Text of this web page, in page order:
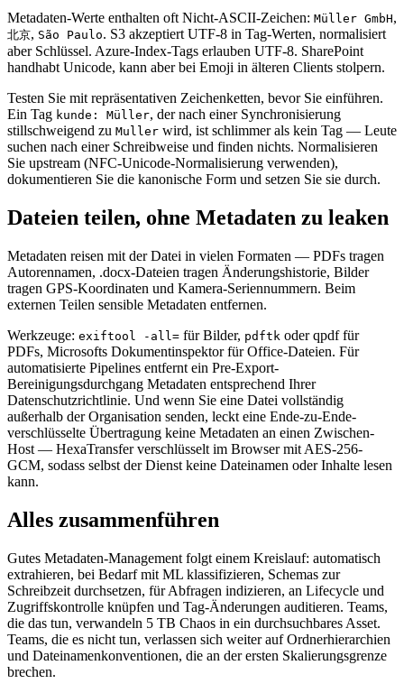
Metadaten-Werte enthalten oft Nicht-ASCII-Zeichen: Müller GmbH,
北京, São Paulo. S3 akzeptiert UTF-8 in Tag-Werten, normalisiert
aber Schlüssel. Azure-Index-Tags erlauben UTF-8. SharePoint
handhabt Unicode, kann aber bei Emoji in älteren Clients stolpern.
Testen Sie mit repräsentativen Zeichenketten, bevor Sie einführen.
Ein Tag kunde: Müller, der nach einer Synchronisierung
stillschweigend zu Muller wird, ist schlimmer als kein Tag — Leute
suchen nach einer Schreibweise und finden nichts. Normalisieren
Sie upstream (NFC-Unicode-Normalisierung verwenden),
dokumentieren Sie die kanonische Form und setzen Sie sie durch.
Dateien teilen, ohne Metadaten zu leaken
Metadaten reisen mit der Datei in vielen Formaten — PDFs tragen
Autorennamen, .docx-Dateien tragen Änderungshistorie, Bilder
tragen GPS-Koordinaten und Kamera-Seriennummern. Beim
externen Teilen sensible Metadaten entfernen.
Werkzeuge: exiftool -all= für Bilder, pdftk oder qpdf für
PDFs, Microsofts Dokumentinspektor für Office-Dateien. Für
automatisierte Pipelines entfernt ein Pre-Export-
Bereinigungsdurchgang Metadaten entsprechend Ihrer
Datenschutzrichtlinie. Und wenn Sie eine Datei vollständig
außerhalb der Organisation senden, leckt eine Ende-zu-Ende-
verschlüsselte Übertragung keine Metadaten an einen Zwischen-
Host — HexaTransfer verschlüsselt im Browser mit AES-256-
GCM, sodass selbst der Dienst keine Dateinamen oder Inhalte lesen
kann.
Alles zusammenführen
Gutes Metadaten-Management folgt einem Kreislauf: automatisch
extrahieren, bei Bedarf mit ML klassifizieren, Schemas zur
Schreibzeit durchsetzen, für Abfragen indizieren, an Lifecycle und
Zugriffskontrolle knüpfen und Tag-Änderungen auditieren. Teams,
die das tun, verwandeln 5 TB Chaos in ein durchsuchbares Asset.
Teams, die es nicht tun, verlassen sich weiter auf Ordnerhierarchien
und Dateinamenkonventionen, die an der ersten Skalierungsgrenze
brechen.